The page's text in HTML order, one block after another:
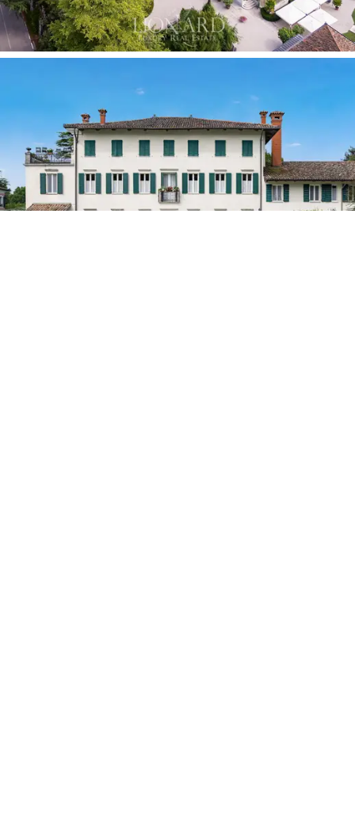
旁邊，古老的Barchessa於 1996 年進行了全面翻
修，改造成一家著名的餐廳，擁有兩個巨大的房
間，由美麗的古老赤土地板和優雅的木質天花板
連接在一起。透過落地窗，可以欣賞到別墅內維
護良好的公園的前線景色。還設有一個大型停車
場。
這座宏偉的 19 世紀建築群 位於弗留利-威尼斯朱利
亞 (Friuli-Venezia Giulia)中心，待售，對於那些夢想